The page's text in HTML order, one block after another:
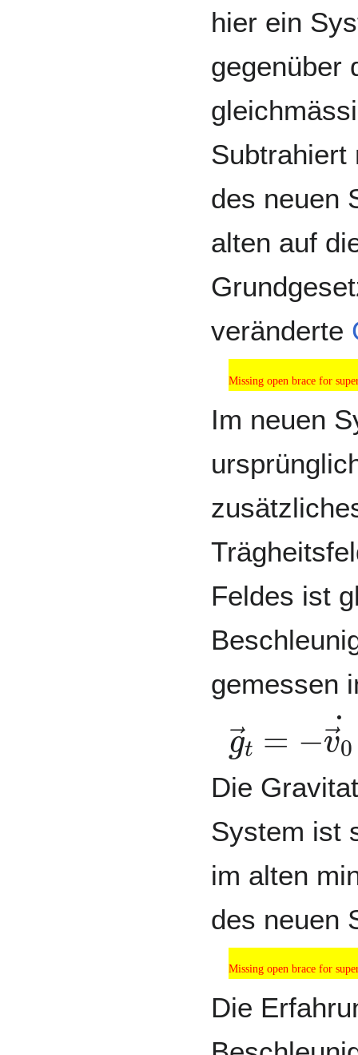
hier ein
gegenüber
Subtrahiert
des neuen
alten auf
veränderte
Missing open brace for
Missing open brace for
Im neuen
Feldes ist
gemessen
g −v
Die
System ist
im alten
des neuen
Missing open brace for
Die